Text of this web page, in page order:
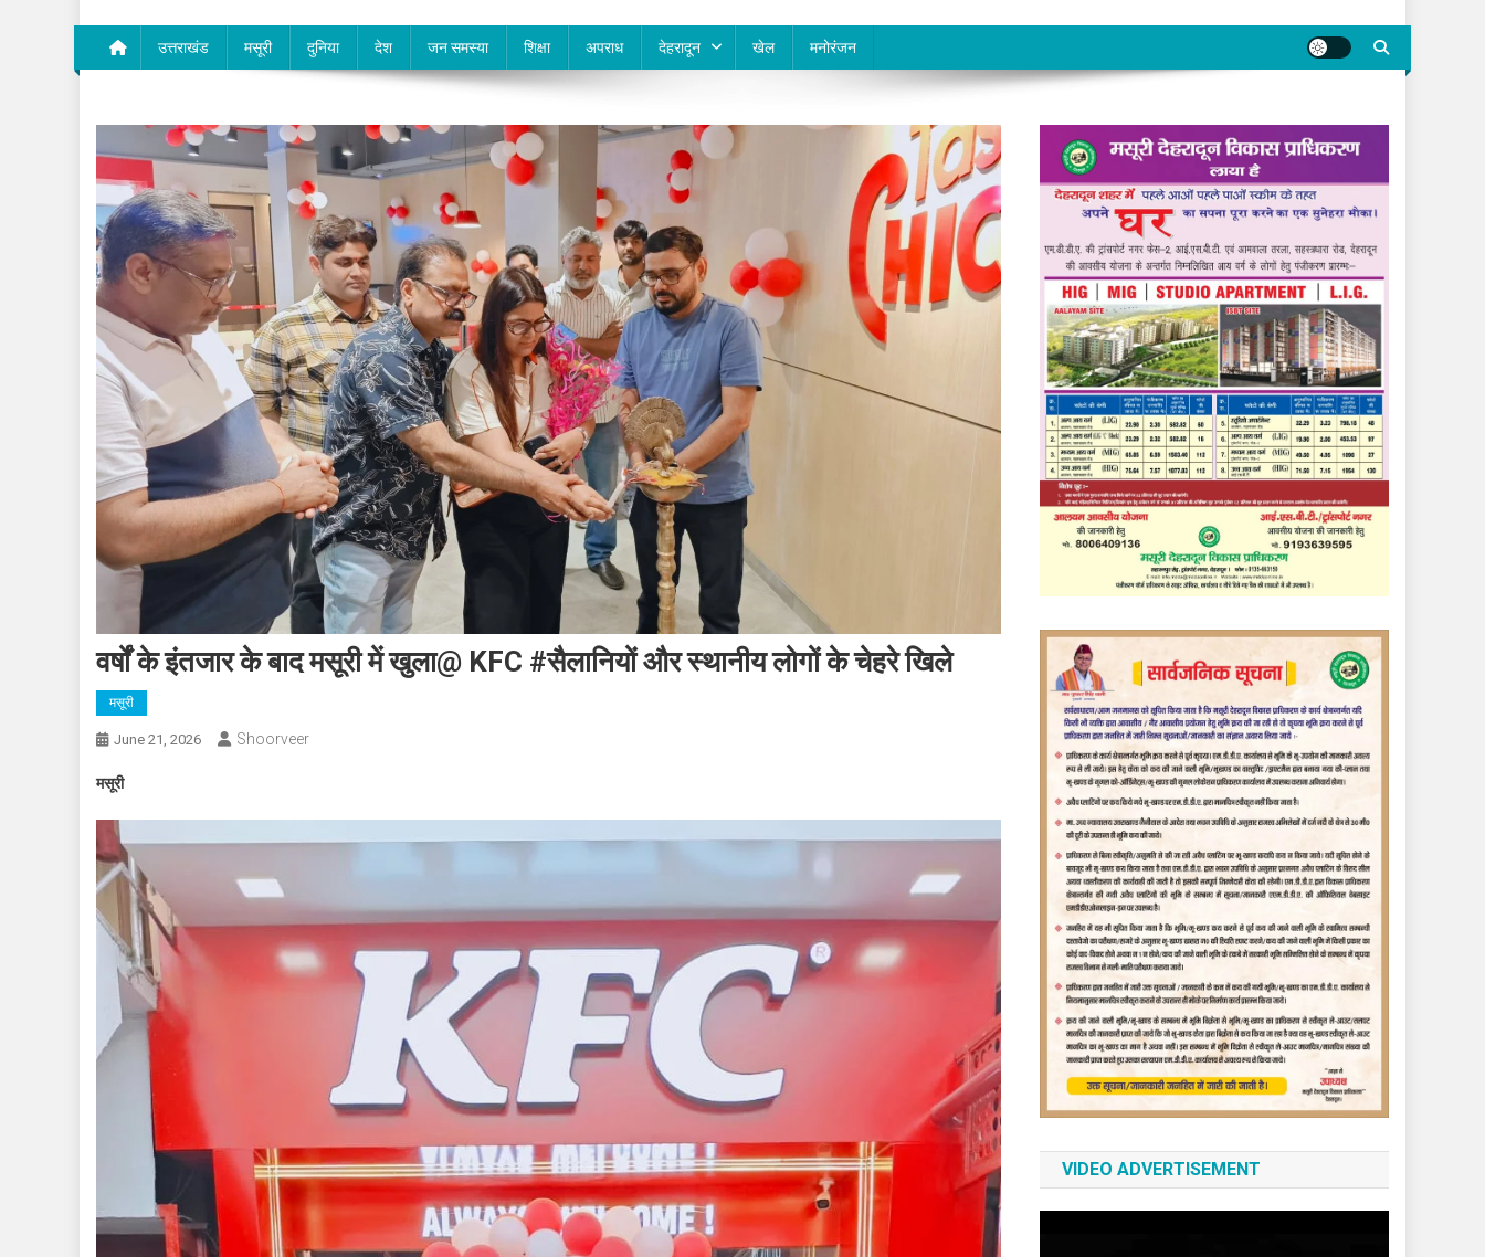
उत्तराखंड मसूरी दुनिया देश जन समस्या शिक्षा अपराध देहरादून खेल मनोरंजन
वर्षों के इंतजार के बाद मसूरी में खुला@ KFC #सैलानियों और स्थानीय लोगों के चेहरे खिले
मसूरी
June 21, 2026 Shoorveer
मसूरी
VIDEO ADVERTISEMENT